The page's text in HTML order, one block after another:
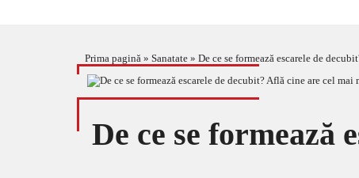
Prima pagină » Sanatate » De ce se formează escarele de
De ce se formează